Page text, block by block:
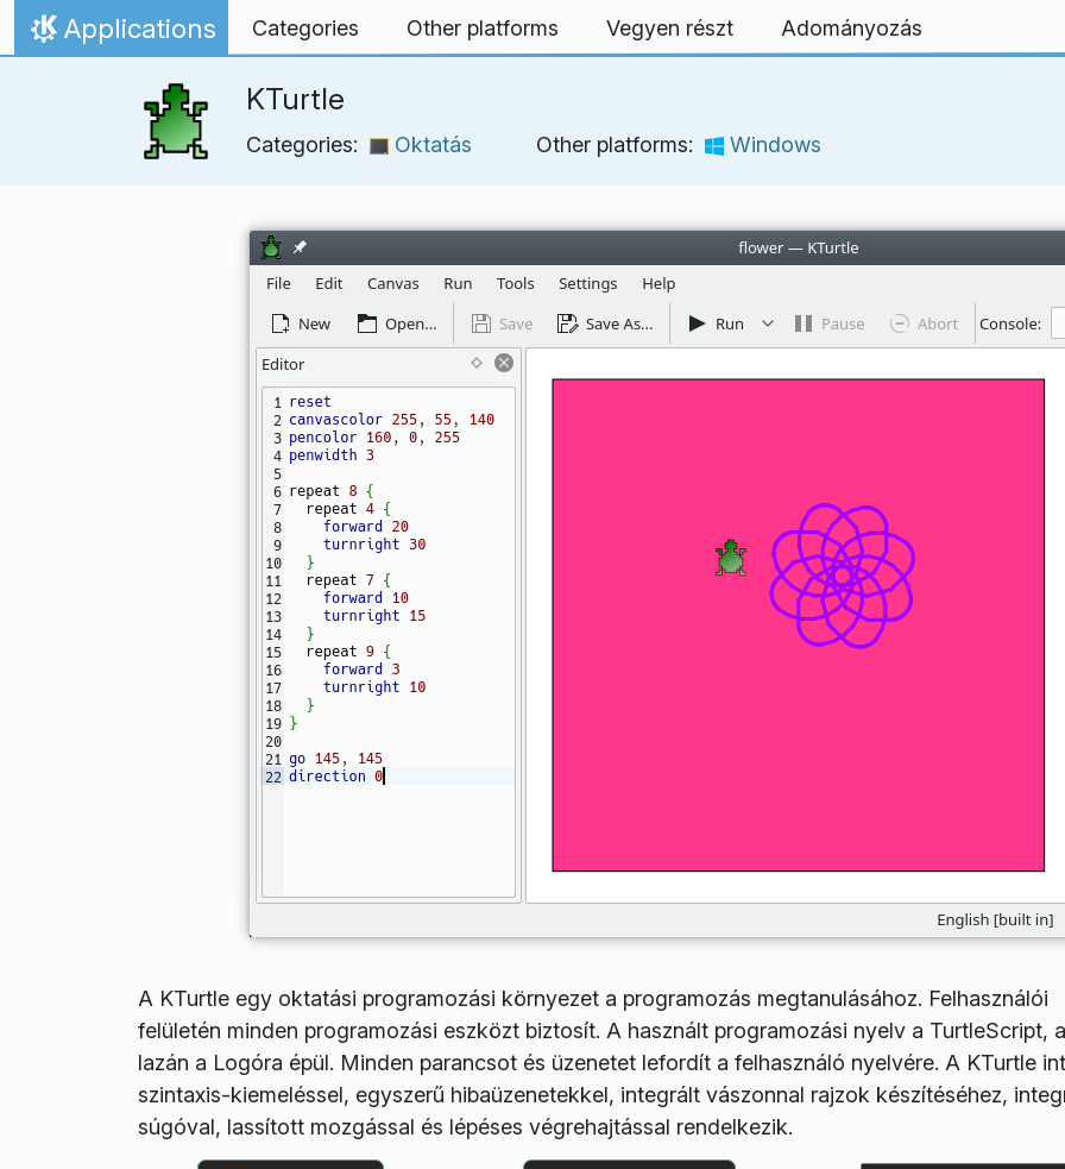
Ugrás a tartalomhoz
Kezdőlap
Applications Categories Other platforms Vegyen részt Adományozás
KTurtle
Categories: Oktatás Other platforms: Windows
A KTurtle egy oktatási programozási környezet a programozás megtanulásához. Felhasználói
felületén minden programozási eszközt biztosít. A használt programozási nyelv a TurtleScript,
lazán a Logóra épül. Minden parancsot és üzenetet lefordít a felhasználó nyelvére. A KTurtle
szintaxis-kiemeléssel, egyszerű hibaüzenetekkel, integrált vászonnal rajzok készítéséhez,
súgóval, lassított mozgással és lépéses végrehajtással rendelkezik.